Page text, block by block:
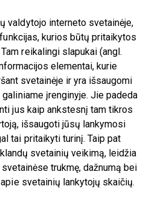
valdytojo interneto svetainėje,
kurios būtų pritaikytos
reikalingi slapukai (angl.
elementai, kurie
svetainėje ir yra išsaugomi
įrenginyje. Jie padeda
jus kaip ankstesnį tam tikros
išsaugoti jūsų lankymosi
tai pritaikyti turinį. Taip pat
svetainių veikimą, leidžia
trukmę, dažnumą bei
svetainių lankytojų skaičių.